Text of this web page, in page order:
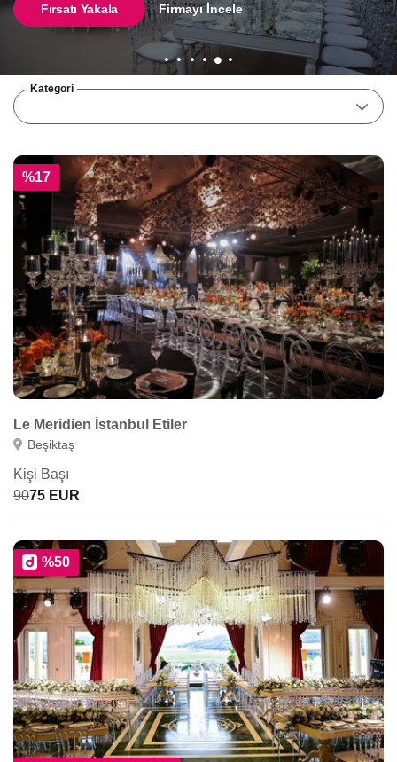
Fırsatı Yakala Firmayı İncele
Kategori
%17
Le Meridien İstanbul Etiler
Beşiktaş
Kişi Başı
9075 EUR
%50